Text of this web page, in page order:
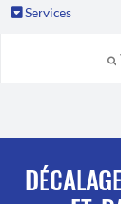
Services